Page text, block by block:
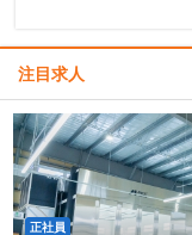
注目求人
正社員